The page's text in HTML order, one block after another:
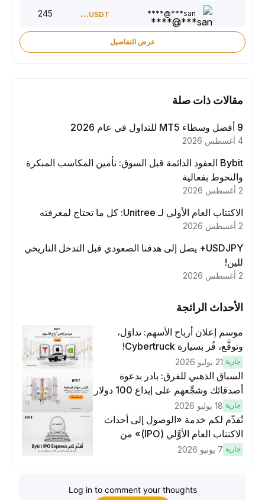
san***@****
150USDT
عرض التفاصيل
مقالات ذات صلة
Bybit العقود الدائمة قبل السوق: تأمين المكاسب المبكرة
والتحوط بفعالية
الاكتتاب العام الأولي لـ Unitree: كل ما تحتاج لمعرفته
USDJPY+ يصل إلى هدفنا الصعودي قبل التدخل التاريخي
للين!
الأحداث الرائجة
موسم إعلان أرباح الأسهم: تداوَل،
وتوقَّع، فُز بسيارة Cybertruck!
جارية 21 يوليو 2026
السباق الذهبي للفرق: بادر بدعوة
أصدقائك وشجِّعهم على إيداع 100 دولار
لكسَب مكافآت مُضاعَفة
جارية 18 يوليو 2026
نُقدِّم لكم خدمة «الوصول إلى أحداث
الاكتتاب العام الأوَّلي (IPO)» من
Bybit، بوابتك للوصول المبكر إلى فرص
جارية 7 يونيو 2026
Log in to comment your thoughts